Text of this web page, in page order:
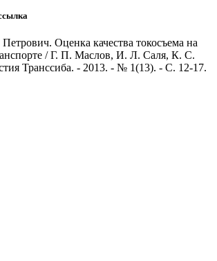
Оценка качества токосъема на
/ Г. П. Маслов, И. Л. Саля, К. С.
Транссиба. - 2013. - № 1(13). - С. 12-17.